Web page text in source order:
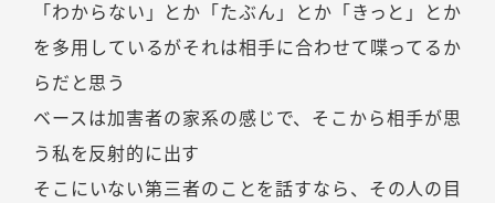
「わからない」とか「たぶん」とか「きっと」とか
を多用しているがそれは相手に合わせて喋ってるか
らだと思う
ベースは加害者の家系の感じで、そこから相手が思
う私を反射的に出す
そこにいない第三者のことを話すなら、その人の目